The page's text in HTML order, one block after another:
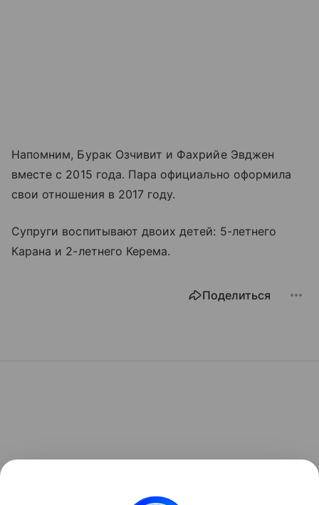
Напомним, Бурак Озчивит и Фахрийе Эвджен
вместе с 2015 года. Пара официально оформила
свои отношения в 2017 году.
Супруги воспитывают двоих детей: 5-летнего
Карана и 2-летнего Керема.
Поделиться